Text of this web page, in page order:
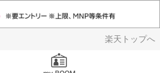
楽天トップへ